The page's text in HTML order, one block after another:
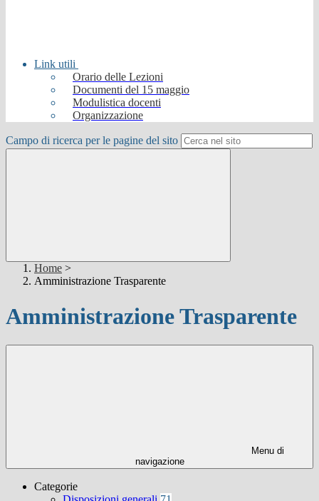
Link utili
Orario delle Lezioni
Documenti del 15 maggio
Modulistica docenti
Organizzazione
Campo di ricerca per le pagine del sito
Home >
Amministrazione Trasparente
Amministrazione Trasparente
Menu di
navigazione
Categorie